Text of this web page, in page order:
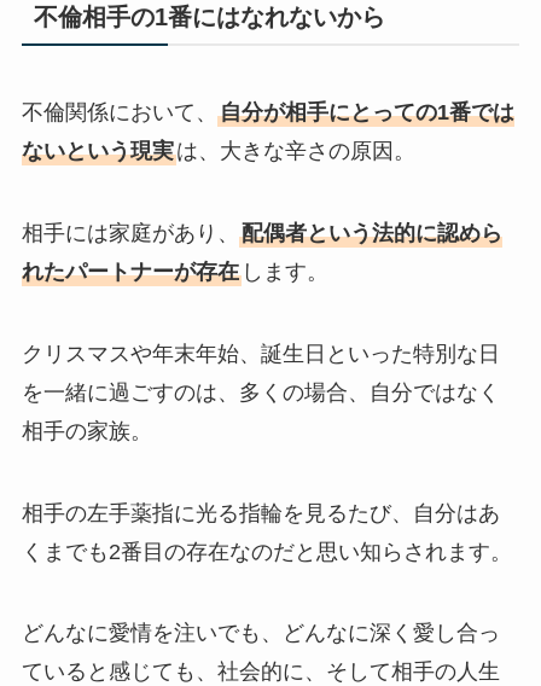
不倫相手の1番にはなれないから
不倫関係において、 自分が相手にとっての1番では
ないという現実は、大きな辛さの原因。
相手には家庭があり、 配偶者という法的に認めら
れたパートナーが存在します。
クリスマスや年末年始、誕生日といった特別な日
を一緒に過ごすのは、多くの場合、自分ではなく
相手の家族。
相手の左手薬指に光る指輪を見るたび、自分はあ
くまでも2番目の存在なのだと思い知らされます。
どんなに愛情を注いでも、どんなに深く愛し合っ
ていると感じても、社会的に、そして相手の人生